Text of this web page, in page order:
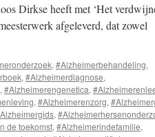
Dirkse heeft met ‘Het
afgeleverd, dat zowel
, #Alzheimerbehandeling,
, #Alzheimerdiagnose,
, #Alzheimerengenetica,
, #Alzheimerenzorg,
,
de toekomst, #Alzheimerindefamilie,